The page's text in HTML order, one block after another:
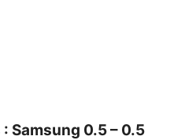
Samsung 0.5 – 0.5